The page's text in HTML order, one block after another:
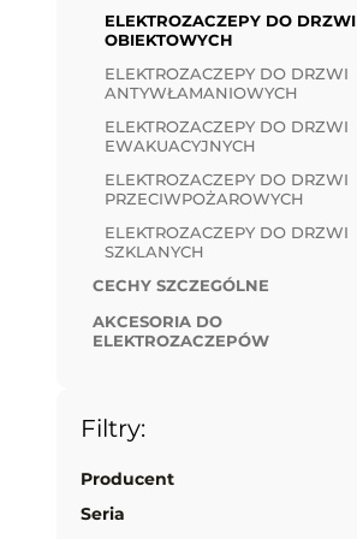
ELEKTROZACZEPY DO DRZWI
OBIEKTOWYCH
ELEKTROZACZEPY DO DRZWI
ANTYWŁAMANIOWYCH
ELEKTROZACZEPY DO DRZWI
EWAKUACYJNYCH
ELEKTROZACZEPY DO DRZWI
PRZECIWPOŻAROWYCH
ELEKTROZACZEPY DO DRZWI
SZKLANYCH
CECHY SZCZEGÓLNE
AKCESORIA DO
ELEKTROZACZEPÓW
Filtry:
Producent
Seria